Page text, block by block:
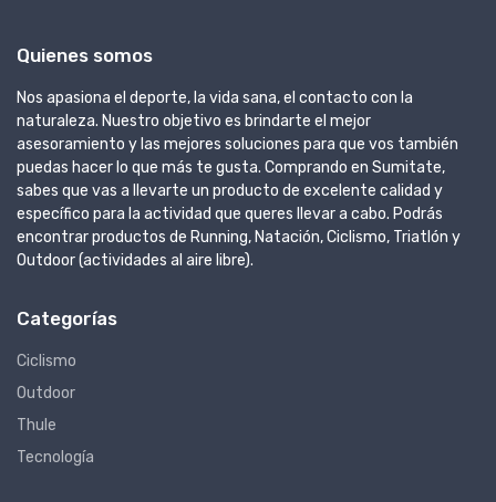
Quienes somos
Nos apasiona el deporte, la vida sana, el contacto con la
naturaleza. Nuestro objetivo es brindarte el mejor
asesoramiento y las mejores soluciones para que vos también
puedas hacer lo que más te gusta. Comprando en Sumitate,
sabes que vas a llevarte un producto de excelente calidad y
específico para la actividad que queres llevar a cabo. Podrás
encontrar productos de Running, Natación, Ciclismo, Triatlón y
Outdoor (actividades al aire libre).
Categorías
Ciclismo
Outdoor
Thule
Tecnología